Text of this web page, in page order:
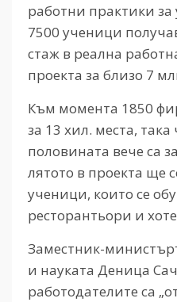
работни практики
7500 ученици
стаж в реална
проекта за близо 7
Към момента 1850
за 13 хил. места, така
половината вече са
лятото в проекта ще
ученици, които се
ресторантьори и
Заместник-
и науката Деница
работодателите са